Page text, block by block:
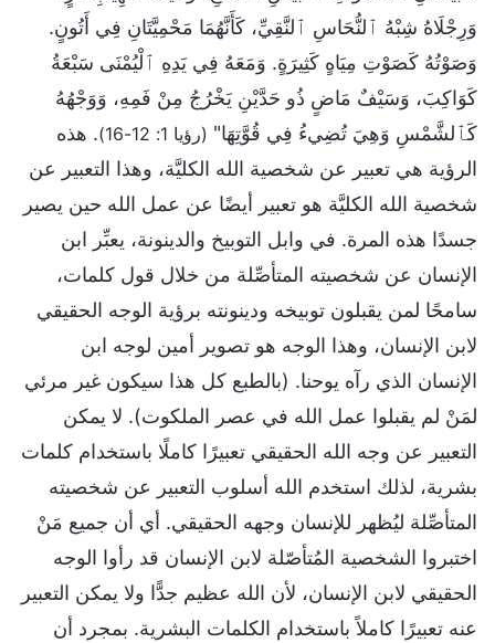
وَرِجْلَاهُ شِبْهُ ٱلنُّحَاسِ ٱلنَّقِيِّ، كَأَنَّهُمَا مَحْمِيَّتَانِ فِي أَتُونٍ.
وَصَوْتُهُ كَصَوْتِ مِيَاهٍ كَثِيرَةٍ. وَمَعَهُ فِي يَدِهِ ٱلْيُمْنَى سَبْعَةُ
كَوَاكِبَ، وَسَيْفٌ مَاضٍ ذُو حَدَّيْنِ يَخْرُجُ مِنْ فَمِهِ، وَوَجْهُهُ
كَٱلشَّمْسِ وَهِيَ تُضِيءُ فِي قُوَّتِهَا" (رؤيا 1: 12-16)
. هذه
الرؤية هي تعبير عن شخصية الله الكليَّة، وهذا التعبير عن
شخصية الله الكليَّة هو تعبير أيضًا عن عمل الله حين يصير
جسدًا هذه المرة. في وابل التوبيخ والدينونة، يعبِّر ابن
الإنسان عن شخصيته المتأصِّلة من خلال قول كلمات،
سامحًا لمن يقبلون توبيخه ودينونته برؤية الوجه الحقيقي
لابن الإنسان، وهذا الوجه هو تصوير أمين لوجه ابن
الإنسان الذي رآه يوحنا. (بالطبع كل هذا سيكون غير مرئي
لمَنْ لم يقبلوا عمل الله في عصر الملكوت). لا يمكن
التعبير عن وجه الله الحقيقي تعبيرًا كاملًا باستخدام كلمات
بشرية، لذلك استخدم الله أسلوب التعبير عن شخصيته
المتأصِّلة ليُظهر للإنسان وجهه الحقيقي. أي أن جميع مَنْ
اختبروا الشخصية المُتأصّلة لابن الإنسان قد رأوا الوجه
الحقيقي لابن الإنسان، لأن الله عظيم جدًّا ولا يمكن التعبير
عنه تعبيرًا كاملاً باستخدام الكلمات البشرية. بمجرد أن